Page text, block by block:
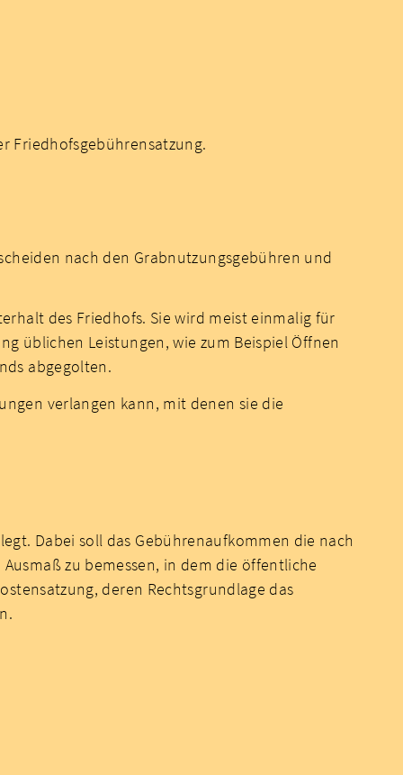
Friedhofsgebührensatzung.
nach den Grabnutzungsgebühren und
des Friedhofs. Sie wird meist einmalig für
üblichen Leistungen, wie zum Beispiel Öffnen
abgegolten.
verlangen kann, mit denen sie die
Dabei soll das Gebührenaufkommen die nach
zu bemessen, in dem die öffentliche
deren Rechtsgrundlage das